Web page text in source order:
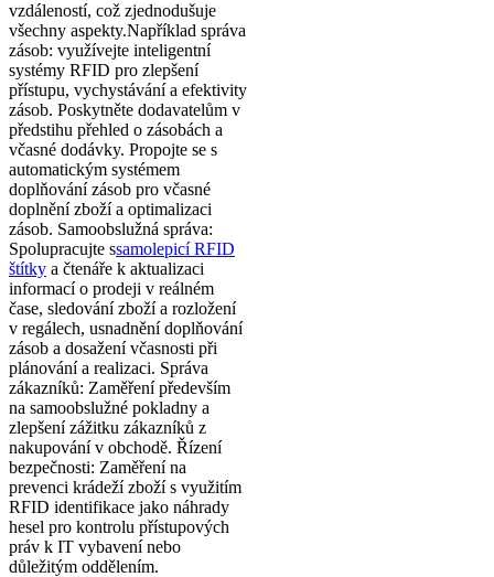
vzdáleností, což zjednodušuje
všechny aspekty.Například správa
zásob: využívejte inteligentní
systémy RFID pro zlepšení
přístupu, vychystávání a efektivity
zásob. Poskytněte dodavatelům v
předstihu přehled o zásobách a
včasné dodávky. Propojte se s
automatickým systémem
doplňování zásob pro včasné
doplnění zboží a optimalizaci
zásob. Samoobslužná správa:
Spolupracujte ssamolepicí RFID
štítky a čtenáře k aktualizaci
informací o prodeji v reálném
čase, sledování zboží a rozložení
v regálech, usnadnění doplňování
zásob a dosažení včasnosti při
plánování a realizaci. Správa
zákazníků: Zaměření především
na samoobslužné pokladny a
zlepšení zážitku zákazníků z
nakupování v obchodě. Řízení
bezpečnosti: Zaměření na
prevenci krádeží zboží s využitím
RFID identifikace jako náhrady
hesel pro kontrolu přístupových
práv k IT vybavení nebo
důležitým oddělením.